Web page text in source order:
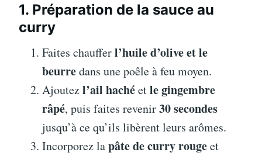
1. Préparation de la sauce au
curry
Faites chaufferl’huile d’olive et le
beurredans une poêle à feu moyen.
Ajoutezl’ail hachéetle gingembre
râpé, puis faites revenir30 secondes
jusqu’à ce qu’ils libèrent leurs arômes.
Incorporez lapâte de curry rougeet